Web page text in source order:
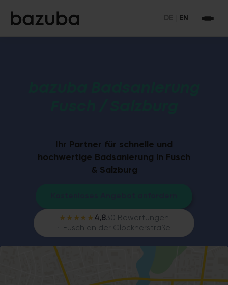
Ihr Partner für schnelle und
hochwertige Badsanierung in Fusch
& Salzburg
★★★★★ 4,830 Bewertungen
Fusch an der Glocknerstraße
EN